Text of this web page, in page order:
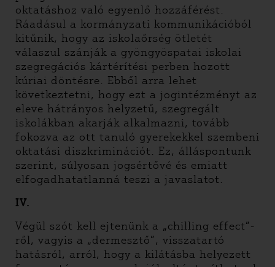
oktatáshoz való egyenlő hozzáférést.
Ráadásul a kormányzati kommunikációból
kitűnik, hogy az iskolaőrség ötletét
válaszul szánják a gyöngyöspatai iskolai
szegregációs kártérítési perben hozott
kúriai döntésre. Ebből arra lehet
következtetni, hogy ezt a jogintézményt az
eleve hátrányos helyzetű, szegregált
iskolákban akarják alkalmazni, tovább
fokozva az ott tanuló gyerekekkel szembeni
oktatási diszkriminációt. Ez, álláspontunk
szerint, súlyosan jogsértővé és emiatt
elfogadhatatlanná teszi a javaslatot.
IV.
Végül szót kell ejtenünk a „chilling effect”-
ről, vagyis a „dermesztő”, visszatartó
hatásról, arról, hogy a kilátásba helyezett